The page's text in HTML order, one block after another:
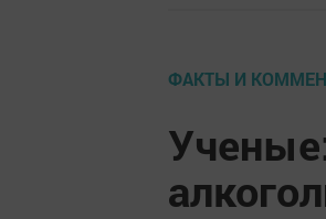
ФАКТЫ И